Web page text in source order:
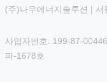
(주)나우에너지솔루션 |
사업자번호: 199-87-
파-1678호